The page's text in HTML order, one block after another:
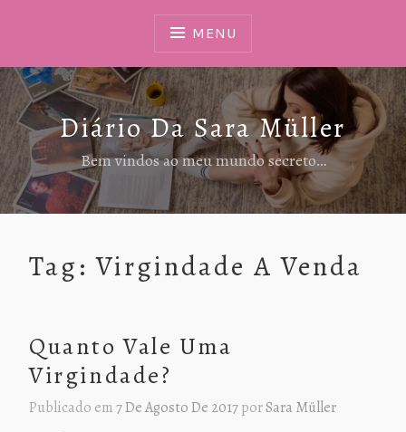
MENU
Diário Da Sara Müller
Bem vindos ao meu mundo secreto…
Tag:Virgindade A Venda
Quanto Vale Uma
Virgindade?
Publicado em 7 De Agosto De 2017porSara Müller